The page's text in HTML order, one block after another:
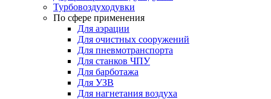
Турбовоздуходувки
По сфере применения
Для аэрации
Для очистных сооружений
Для пневмотранспорта
Для станков ЧПУ
Для барботажа
Для УЗВ
Для нагнетания воздуха